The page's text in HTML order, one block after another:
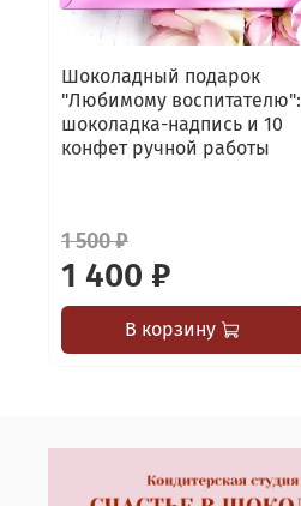
Шоколадный подарок
"Любимому воспитателю":
шоколадка-надпись и 10
конфет ручной работы
1 500 ₽
1 400 ₽
В корзину